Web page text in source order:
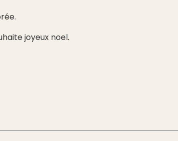
joyeux noel.